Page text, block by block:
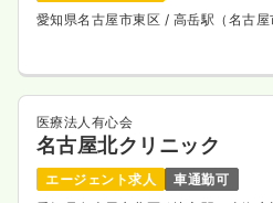
愛知県名古屋市東区 / 高岳駅（名古屋
医療法人有心会
名古屋北クリニック
エージェント求人
車通勤可